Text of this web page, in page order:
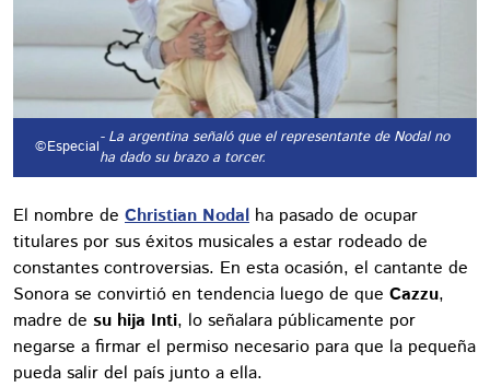
©Especial- La argentina señaló que el representante de Nodal no
ha dado su brazo a torcer.
El nombre de Christian Nodal ha pasado de ocupar
titulares por sus éxitos musicales a estar rodeado de
constantes controversias. En esta ocasión, el cantante de
Sonora se convirtió en tendencia luego de que Cazzu,
madre de su hija Inti, lo señalara públicamente por
negarse a firmar el permiso necesario para que la pequeña
pueda salir del país junto a ella.